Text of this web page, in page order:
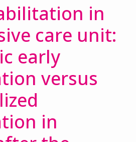
in
care unit:
early
versus
in